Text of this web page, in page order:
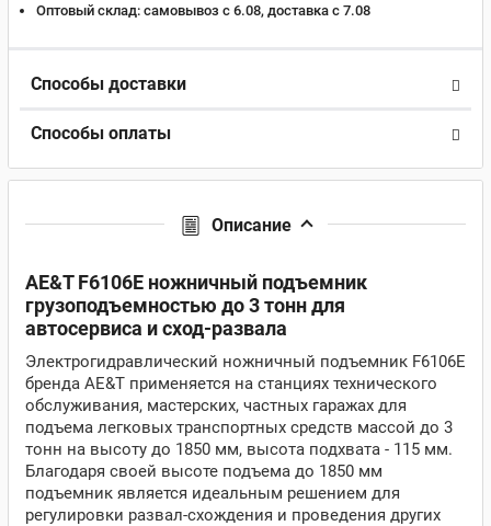
Оптовый склад: самовывоз с 6.08, доставка c 7.08
Способы доставки
Способы оплаты
Описание
AE&T F6106E ножничный подъемник
грузоподъемностью до 3 тонн для
автосервиса и сход-развала
Электрогидравлический ножничный подъемник F6106E
бренда AE&T применяется на станциях технического
обслуживания, мастерских, частных гаражах для
подъема легковых транспортных средств массой до 3
тонн на высоту до 1850 мм, высота подхвата - 115 мм.
Благодаря своей высоте подъема до 1850 мм
подъемник является идеальным решением для
регулировки развал-схождения и проведения других